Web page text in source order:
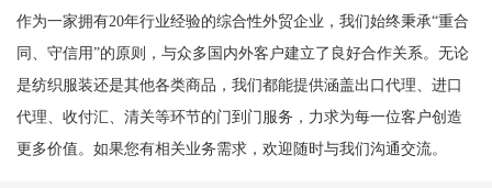
作为一家拥有20年行业经验的综合性外贸企业，我们始终秉承“重合
同、守信用”的原则，与众多国内外客户建立了良好合作关系。无论
是纺织服装还是其他各类商品，我们都能提供涵盖出口代理、进口
代理、收付汇、清关等环节的门到门服务，力求为每一位客户创造
更多价值。如果您有相关业务需求，欢迎随时与我们沟通交流。